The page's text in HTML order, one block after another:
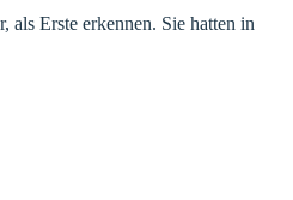
Erste erkennen. Sie hatten in